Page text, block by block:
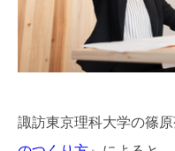
諏訪東京理科大学の篠